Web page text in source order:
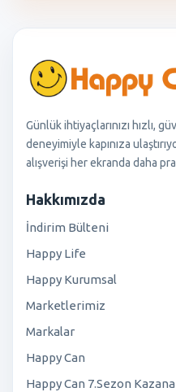
Günlük ihtiyaçlarınızı hızlı,
deneyimiyle kapınıza
alışverişi her ekranda daha
Hakkımızda
İndirim Bülteni
Happy Life
Happy Kurumsal
Marketlerimiz
Markalar
Happy Can
Happy Can 7.Sezon